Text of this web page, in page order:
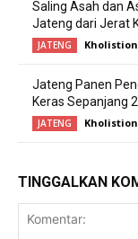
Saling Asah dan
Jateng dari Jerat
JATENG
Jateng Panen
Keras Sepanjang
JATENG
TINGGALKAN